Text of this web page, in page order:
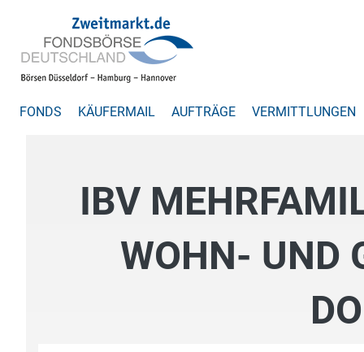
FONDS KÄUFERMAIL AUFTRÄGE VERMITTLUNGEN
IBV
WOHN- UND